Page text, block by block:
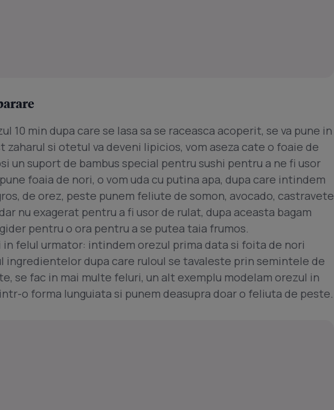
10 min dupa care se lasa sa se raceasca acoperit, se va pune in
zaharul si otetul va deveni lipicios, vom aseza cate o foaie de
un suport de bambus special pentru sushi pentru a ne fi usor
foaia de nori, o vom uda cu putina apa, dupa care intindem
de orez, peste punem feliute de somon, avocado, castravete
nu exagerat pentru a fi usor de rulat, dupa aceasta bagam
pentru o ora pentru a se putea taia frumos.
in felul urmator: intindem orezul prima data si foita de nori
ingredientelor dupa care ruloul se tavaleste prin semintele de
se fac in mai multe feluri, un alt exemplu modelam orezul in
o forma lunguiata si punem deasupra doar o feliuta de peste.